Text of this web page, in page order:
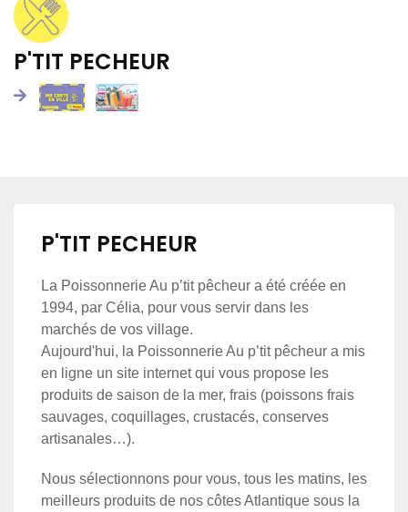
P'TIT PECHEUR
P'TIT PECHEUR
La Poissonnerie Au p’tit pêcheur a été créée en
1994, par Célia, pour vous servir dans les
marchés de vos village.
Aujourd'hui, la Poissonnerie Au p’tit pêcheur a mis
en ligne un site internet qui vous propose les
produits de saison de la mer, frais (poissons frais
sauvages, coquillages, crustacés, conserves
artisanales…).
Nous sélectionnons pour vous, tous les matins, les
meilleurs produits de nos côtes Atlantique sous la